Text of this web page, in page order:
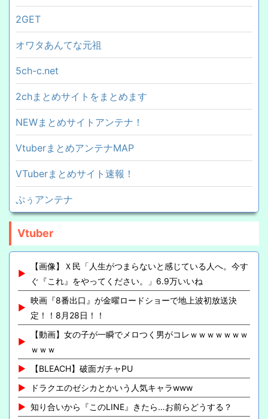
2GET
オワタあんてな元祖
5ch-c.net
2chまとめサイトをまとめます
NEWまとめサイトアンテナ！
VtuberまとめアンテナMAP
VTuberまとめサイト速報！
ぷぅアンテナ
Vtuber
【画像】Ｘ民「人生がつまらないと感じている人へ。今す
ぐ『これ』をやってください。」6.9万いいね
映画『8番出口』が金曜ロードショーで地上波初放送決
定！！8月28日！！
【動画】女の子が一瞬でメロつく男がコレｗｗｗｗｗｗｗ
ｗｗｗ
【BLEACH】破面ガチャPU
ドラクエのゼシカとかいう人気キャラwww
知り合いから『このLINE』きたら…お前らどうする？